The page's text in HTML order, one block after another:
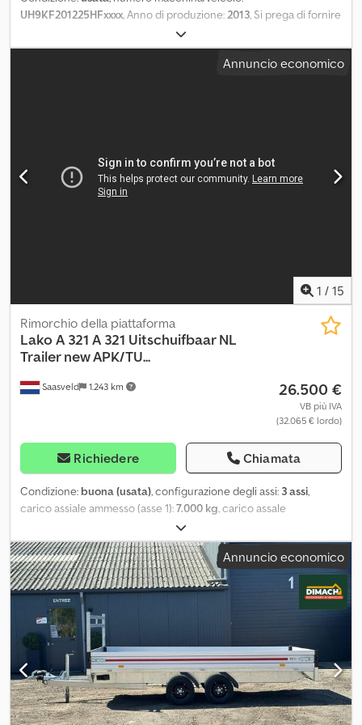
UH9KF201225HFxxxx, Anno di produzione:2013, Si prega di fornire
il numero di riferimento su richiesta: 23418 Specifiche tecniche:
Modello 2013 Non omologato UE Ultima omologazione UE fino al:
19/10/2025 Veicolo da riparare I freni devono essere sostituiti per
omologato UE. Per ottenere l’omologazione UE, è necessario
sostituire i freni. Si consiglia di considerare costi aggiuntivi.
Disponibile per la consegna immediata. Km: 1 Revisione: No
Depfx Acijr Per ulteriori informazioni, contattare ATS Norway.
Annuncio economico
1 / 15
Saasveld 1.243 km
Rimorchio della piattaforma
LakoA 321 A 321 Uitschuifbaar NL
Trailer new APK/TU...
26.500 €
VB più IVA
(32.065 € lordo)
Richiedere Chiamata
Condizione: buona (usata), configurazione degli assi: 3 assi,
carico assiale ammesso (asse 1):7.000 kg, carico assale
, carico assiale ammesso (asse 3):
7.000 kg, prima immatricolazione:05/2013, larghezza totale:2.550
mm, sospensione:acciaio-aria, passo:6.060 mm, colore:rosso,
Anno di produzione:2013, Equipaggiamento:
, = Altre opzioni
e accessori = - Assali BPW - EBS - Sospensione pneumatica -
Ruota di scorta = Ulteriori informazioni = Configurazione degli
assi Freni: freni a disco Asse anteriore: Portata massima asse: 7.000
kg; Sterzante; Battistrada pneumatico sinistro: 60%; Battistrada
pneumatico destro: 60%; Sospensione: balestra Asse posteriore 1:
Portata massima asse: 7.000 kg; Battistrada pneumatico sinistro:
90%; Battistrada pneumatico destro: 90%; Sospensione:
pneumatica Asse posteriore 2: Portata massima asse: 7.000 kg;
Annuncio economico